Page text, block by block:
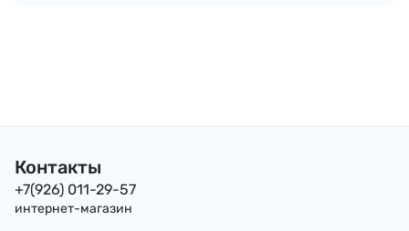
Контакты
+7(926) 011-29-57
интернет-магазин